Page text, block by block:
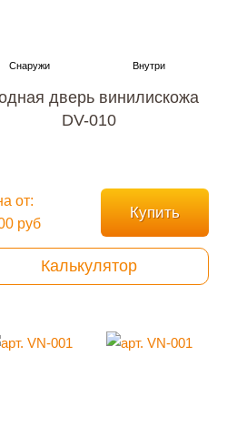
дверь винилискожа
DV-010
от:
руб
Купить
Калькулятор